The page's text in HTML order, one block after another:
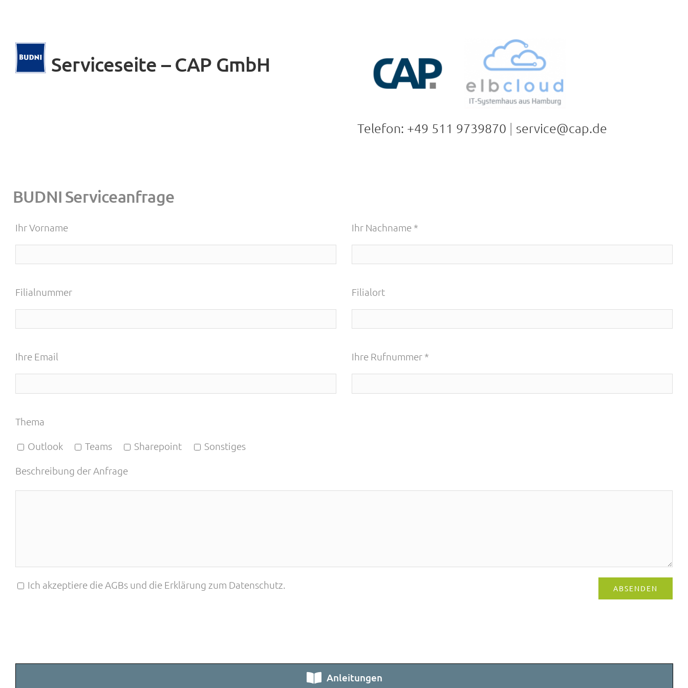
Serviceseite – CAP GmbH
Telefon: +49 511 9739870 | service@cap.de
BUDNI Serviceanfrage
Ihr Vorname Ihr Nachname *
Filialnummer Filialort
Ihre Email Ihre Rufnummer *
Thema
Outlook
Teams Sharepoint
Sonstiges
Beschreibung der Anfrage
Ich akzeptiere die AGBs und die Erklärung zum Datenschutz.
Anleitungen